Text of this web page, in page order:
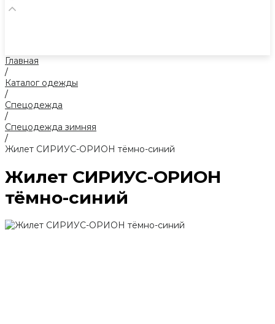
Главная
/
Каталог одежды
/
Спецодежда
/
Спецодежда зимняя
/
Жилет СИРИУС-ОРИОН тёмно-синий
Жилет СИРИУС-ОРИОН
тёмно-синий